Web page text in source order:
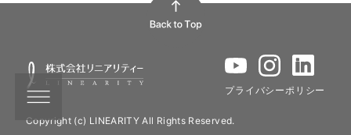
プライバシーポリシー
Copyright (c) LINEARITY All Rights Reserved.